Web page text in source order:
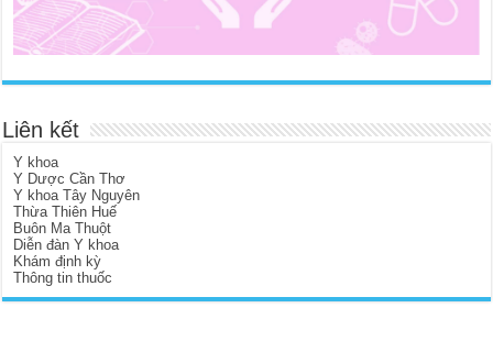
Liên kết
Y khoa
Y Dược Cần Thơ
Y khoa Tây Nguyên
Thừa Thiên Huế
Buôn Ma Thuột
Diễn đàn Y khoa
Khám định kỳ
Thông tin thuốc